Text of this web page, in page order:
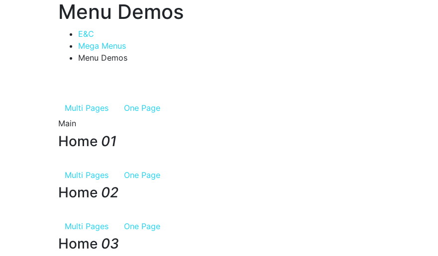
Menu Demos
E&C
Mega Menus
Menu Demos
Multi Pages
One Page
Main
Home 01
Multi Pages One Page
Home 02
Multi Pages One Page
Home 03